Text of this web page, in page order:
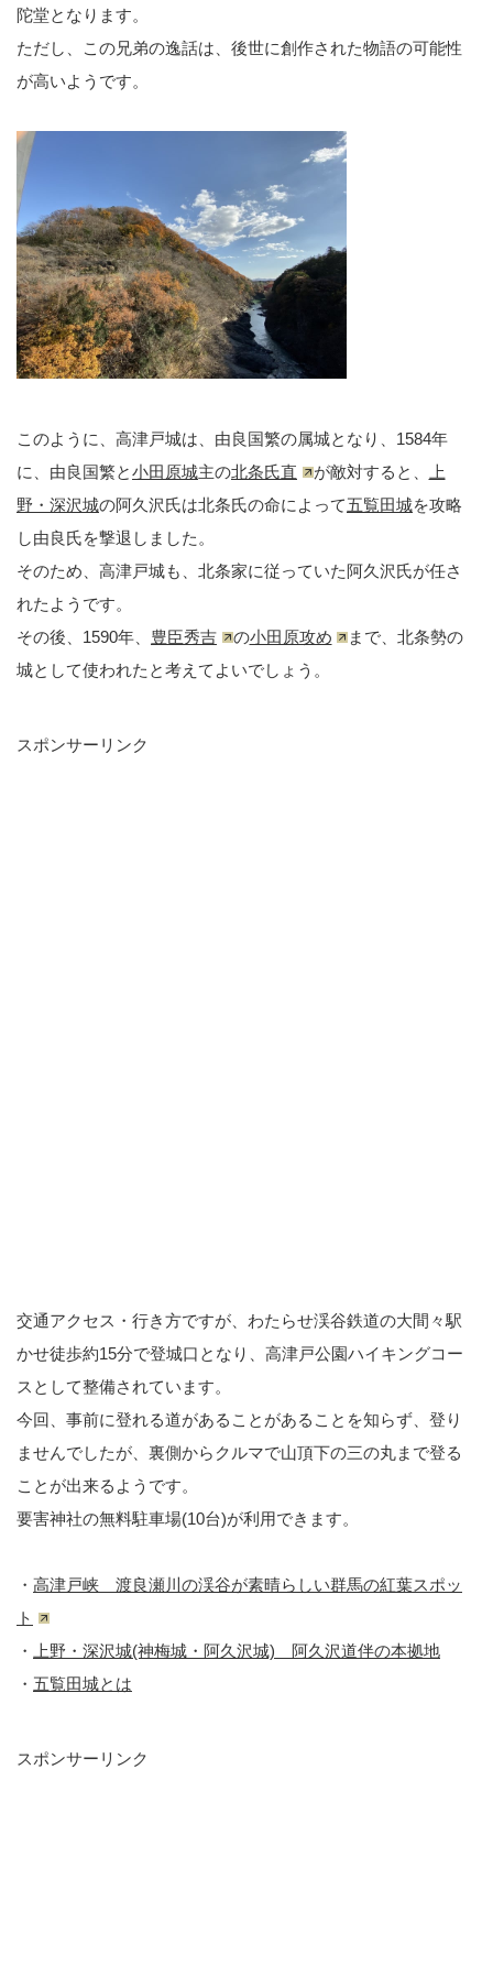
陀堂となります。
ただし、この兄弟の逸話は、後世に創作された物語の可能性
が高いようです。
このように、高津戸城は、由良国繁の属城となり、1584年
に、由良国繁と小田原城主の北条氏直 が敵対すると、
上
野・深沢城の阿久沢氏は北条氏の命によって五覧田城を攻略
し由良氏を撃退しました。
そのため、高津戸城も、北条家に従っていた阿久沢氏が任さ
れたようです。
その後、1590年、 豊臣秀吉 の小田原攻め
まで、北条勢の
城として使われたと考えてよいでしょう。
スポンサーリンク
交通アクセス・行き方ですが、わたらせ渓谷鉄道の大間々駅
かせ徒歩約15分で登城口となり、高津戸公園ハイキングコー
スとして整備されています。
今回、事前に登れる道があることがあることを知らず、登り
ませんでしたが、裏側からクルマで山頂下の三の丸まで登る
ことが出来るようです。
要害神社の無料駐車場(10台)が利用できます。
・ 高津戸峡 渡良瀬川の渓谷が素晴らしい群馬の紅葉スポッ
ト
・
上野・深沢城(神梅城・阿久沢城) 阿久沢道伴の本拠地
・ 五覧田城とは
スポンサーリンク